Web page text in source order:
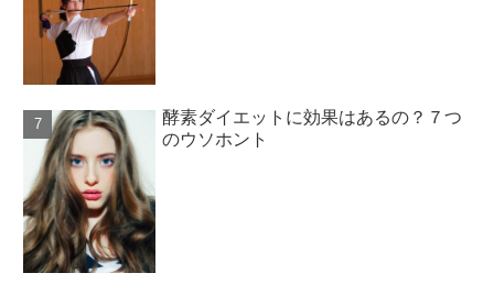
酵素ダイエットに効果はあるの？７つ
のウソホント